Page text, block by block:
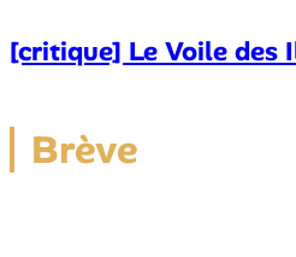
[critique] Le Voile des
Brève